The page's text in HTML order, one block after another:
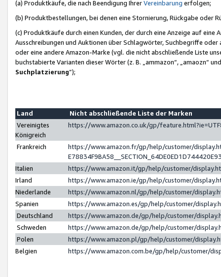
(a) Produktkäufe, die nach Beendigung IhrerVereinbarung erfolgen;
(b) Produktbestellungen, bei denen eine Stornierung, Rückgabe oder
(c) Produktkäufe durch einen Kunden, der durch eine Anzeige auf
Ausschreibungen und Auktionen über Schlagwörter, Suchbegriffe
oder eine andere Amazon-Marke (vgl. die nicht abschließende Liste
buchstabierte Varianten dieser Wörter (z. B. „ammazon“, „amaozn“
Suchplatzierung”);
Land
Nicht abschließende Liste der Marken
Vereinigtes
Königreich
https://www.amazon.co.uk/gp/
Frankreich
https://www.amazon.fr/gp/help/customer/
Italien
https://www.amazon.it/gp/help/customer/
Irland
https://www.amazon.ie/gp/help/customer/
Niederlande
https://www.amazon.nl/gp/help/customer/
Spanien
https://www.amazon.es/gp/help/customer/
Deutschland
https://www.amazon.de/gp/help/customer/
Schweden
https://www.amazon.de/gp/help/customer/
Polen
https://www.amazon.pl/gp/help/customer/
Belgien
https://www.amazon.com.be/gp/help/customer/